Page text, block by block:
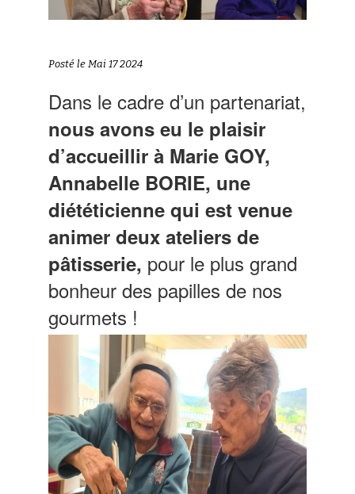
Posté le Mai 17 2024
Dans le cadre d’un partenariat,
nous avons eu le plaisir
d’accueillir à Marie GOY,
Annabelle BORIE, une
diététicienne qui est venue
animer deux ateliers de
pâtisserie, pour le plus grand
bonheur des papilles de nos
gourmets !